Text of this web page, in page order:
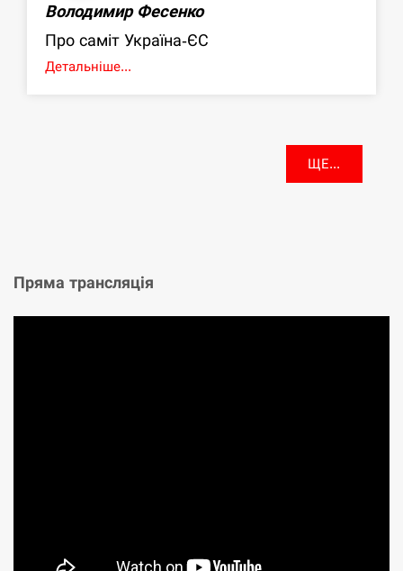
Володимир Фесенко
Про саміт Україна-ЄС
Детальніше...
ЩЕ...
Пряма трансляція